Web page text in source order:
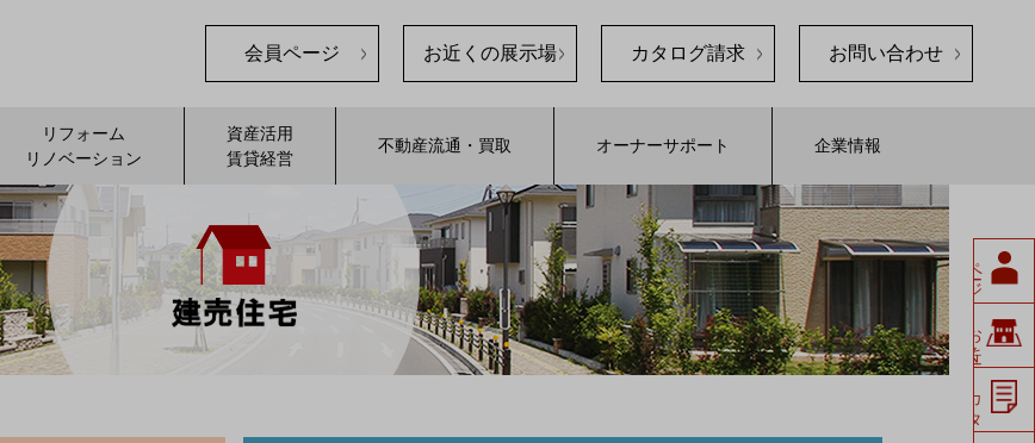
会員ページ お近くの展示場 カタログ請求 お問い合わせ
リフォーム
リノベーション
資産活用
賃貸経営
不動産流通・買取 オーナーサポート 企業情報
ペ
ージ
お
近く
の
展示場
カ
タ
ロ
グ